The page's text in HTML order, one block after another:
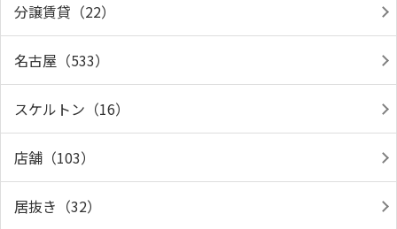
分譲賃貸（22）
名古屋（533）
スケルトン（16）
店舗（103）
居抜き（32）